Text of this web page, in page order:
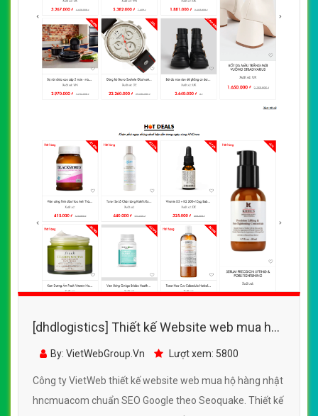
[dhdlogistics] Thiết kế Website web mua hộ
hàng nhật - hncmuacom
By: VietWebGroup.Vn Lượt xem: 5800
Công ty VietWeb thiết kế website web mua hộ hàng nhật
hncmuacom chuẩn SEO Google theo Seoquake. Thiết kế